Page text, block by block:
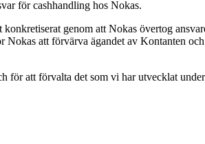
för cashhandling hos Nokas.
genom att Nokas övertog
att förvärva ägandet av Kontanten
för att förvalta det som vi har utvecklat